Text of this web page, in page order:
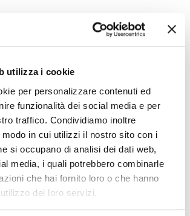
utilizza i cookie
per personalizzare contenuti ed
funzionalità dei social media e per
traffico. Condividiamo inoltre
in cui utilizzi il nostro sito con i
si occupano di analisi dei dati web,
media, i quali potrebbero combinarle
che hai fornito loro o che hanno
dei loro servizi.